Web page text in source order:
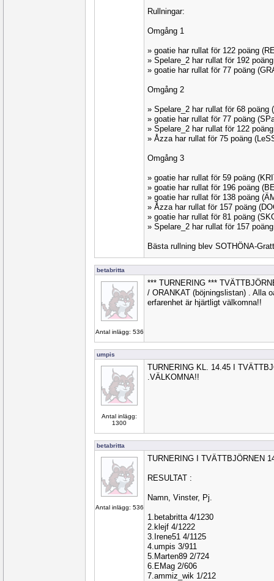
Rullningar:
Omgång 1
» goatie har rullat för 122 poäng
» Spelare_2 har rullat för 192
» goatie har rullat för 77 poäng
Omgång 2
» Spelare_2 har rullat för 68 poäng
» goatie har rullat för 77 poäng
» Spelare_2 har rullat för 122
» Åzza har rullat för 75 poäng
Omgång 3
» goatie har rullat för 59 poäng
» goatie har rullat för 196 poäng
» goatie har rullat för 138 poäng
» Åzza har rullat för 157 poäng
» goatie har rullat för 81 poäng
» Spelare_2 har rullat för 157
Bästa rullning blev SOTHÖNA-
betabritta
Antal inlägg: 536
*** TURNERING ***
/ ORANKAT (böjningslistan) . Alla
erfarenhet är hjärtligt välkomna!!
umpis
Antal inlägg:
1300
TURNERING KL. 14.45 I
.VÄLKOMNA!!
betabritta
Antal inlägg: 536
TURNERING I TVÄTTBJÖRNEN
RESULTAT :
Namn, Vinster, Pj.
1.betabritta 4/1230
2.klejf 4/1222
3.Irene51 4/1125
4.umpis 3/911
5.Marten89 2/724
6.EMag 2/606
7.ammiz_wik 1/212